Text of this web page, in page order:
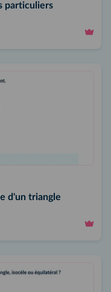
particuliers
d'un triangle